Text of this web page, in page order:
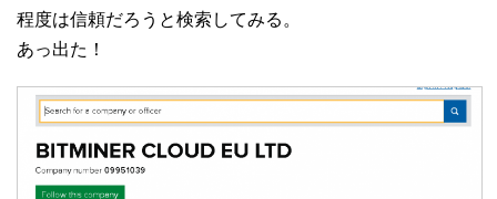
程度は信頼だろうと検索してみる。
あっ出た！